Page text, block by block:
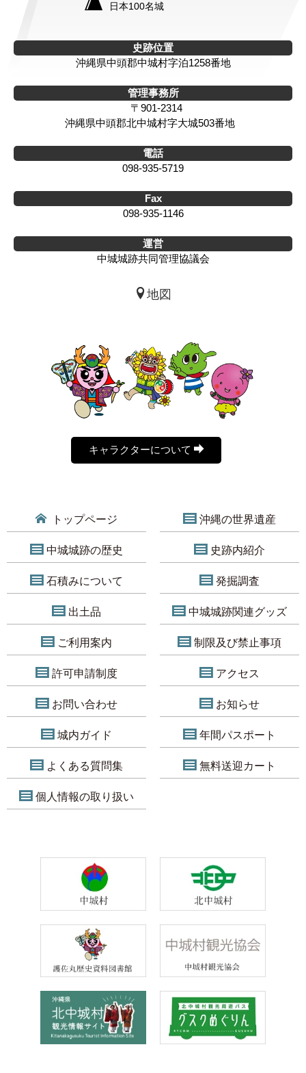
日本100名城
史跡位置
沖縄県中頭郡中城村字泊1258番地
管理事務所
〒901-2314
沖縄県中頭郡北中城村字大城503番地
電話
098-935-5719
Fax
098-935-1146
運営
中城城跡共同管理協議会
地図
キャラクターについて
トップページ 沖縄の世界遺産
中城城跡の歴史 史跡内紹介
石積みについて 発掘調査
出土品 中城城跡関連グッズ
ご利用案内 制限及び禁止事項
許可申請制度 アクセス
お問い合わせ お知らせ
城内ガイド 年間パスポート
よくある質問集 無料送迎カート
個人情報の取り扱い